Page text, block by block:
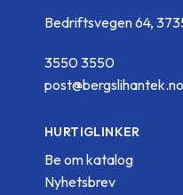
Bedriftsvegen 64,
3550 3550
post@bergslihantek.no
HURTIGLINKER
Be om katalog
Nyhetsbrev